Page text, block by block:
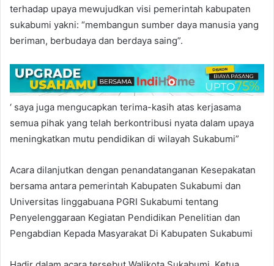
terhadap upaya mewujudkan visi pemerintah kabupaten
sukabumi yakni: “membangun sumber daya manusia yang
beriman, berbudaya dan berdaya saing”.
‘ saya juga mengucapkan terima-kasih atas kerjasama
semua pihak yang telah berkontribusi nyata dalam upaya
meningkatkan mutu pendidikan di wilayah Sukabumi”
Acara dilanjutkan dengan penandatanganan Kesepakatan
bersama antara pemerintah Kabupaten Sukabumi dan
Universitas linggabuana PGRI Sukabumi tentang
Penyelenggaraan Kegiatan Pendidikan Penelitian dan
Pengabdian Kepada Masyarakat Di Kabupaten Sukabumi